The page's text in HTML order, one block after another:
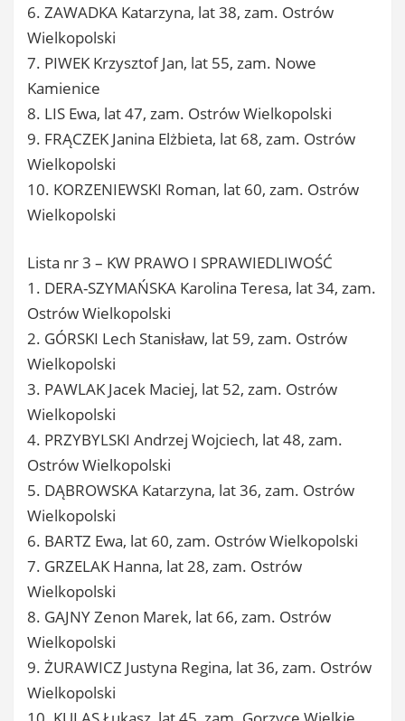
6. ZAWADKA Katarzyna, lat 38, zam. Ostrów
Wielkopolski
7. PIWEK Krzysztof Jan, lat 55, zam. Nowe
Kamienice
8. LIS Ewa, lat 47, zam. Ostrów Wielkopolski
9. FRĄCZEK Janina Elżbieta, lat 68, zam. Ostrów
Wielkopolski
10. KORZENIEWSKI Roman, lat 60, zam. Ostrów
Wielkopolski
Lista nr 3 – KW PRAWO I SPRAWIEDLIWOŚĆ
1. DERA-SZYMAŃSKA Karolina Teresa, lat 34, zam.
Ostrów Wielkopolski
2. GÓRSKI Lech Stanisław, lat 59, zam. Ostrów
Wielkopolski
3. PAWLAK Jacek Maciej, lat 52, zam. Ostrów
Wielkopolski
4. PRZYBYLSKI Andrzej Wojciech, lat 48, zam.
Ostrów Wielkopolski
5. DĄBROWSKA Katarzyna, lat 36, zam. Ostrów
Wielkopolski
6. BARTZ Ewa, lat 60, zam. Ostrów Wielkopolski
7. GRZELAK Hanna, lat 28, zam. Ostrów
Wielkopolski
8. GAJNY Zenon Marek, lat 66, zam. Ostrów
Wielkopolski
9. ŻURAWICZ Justyna Regina, lat 36, zam. Ostrów
Wielkopolski